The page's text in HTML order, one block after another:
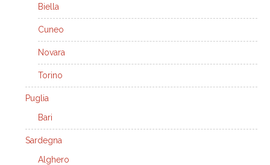
Biella
Cuneo
Novara
Torino
Puglia
Bari
Sardegna
Alghero